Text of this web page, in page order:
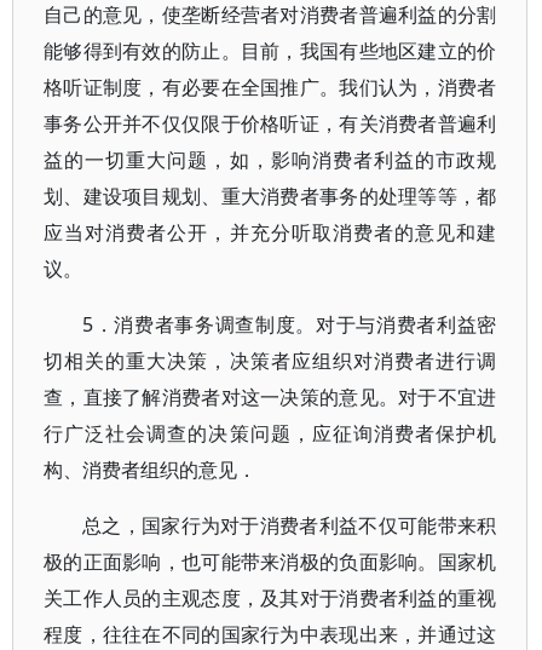
自己的意见，使垄断经营者对消费者普遍利益的分割
能够得到有效的防止。目前，我国有些地区建立的价
格听证制度，有必要在全国推广。我们认为，消费者
事务公开并不仅仅限于价格听证，有关消费者普遍利
益的一切重大问题，如，影响消费者利益的市政规
划、建设项目规划、重大消费者事务的处理等等，都
应当对消费者公开，并充分听取消费者的意见和建
议。
5．消费者事务调查制度。对于与消费者利益密
切相关的重大决策，决策者应组织对消费者进行调
查，直接了解消费者对这一决策的意见。对于不宜进
行广泛社会调查的决策问题，应征询消费者保护机
构、消费者组织的意见．
总之，国家行为对于消费者利益不仅可能带来积
极的正面影响，也可能带来消极的负面影响。国家机
关工作人员的主观态度，及其对于消费者利益的重视
程度，往往在不同的国家行为中表现出来，并通过这